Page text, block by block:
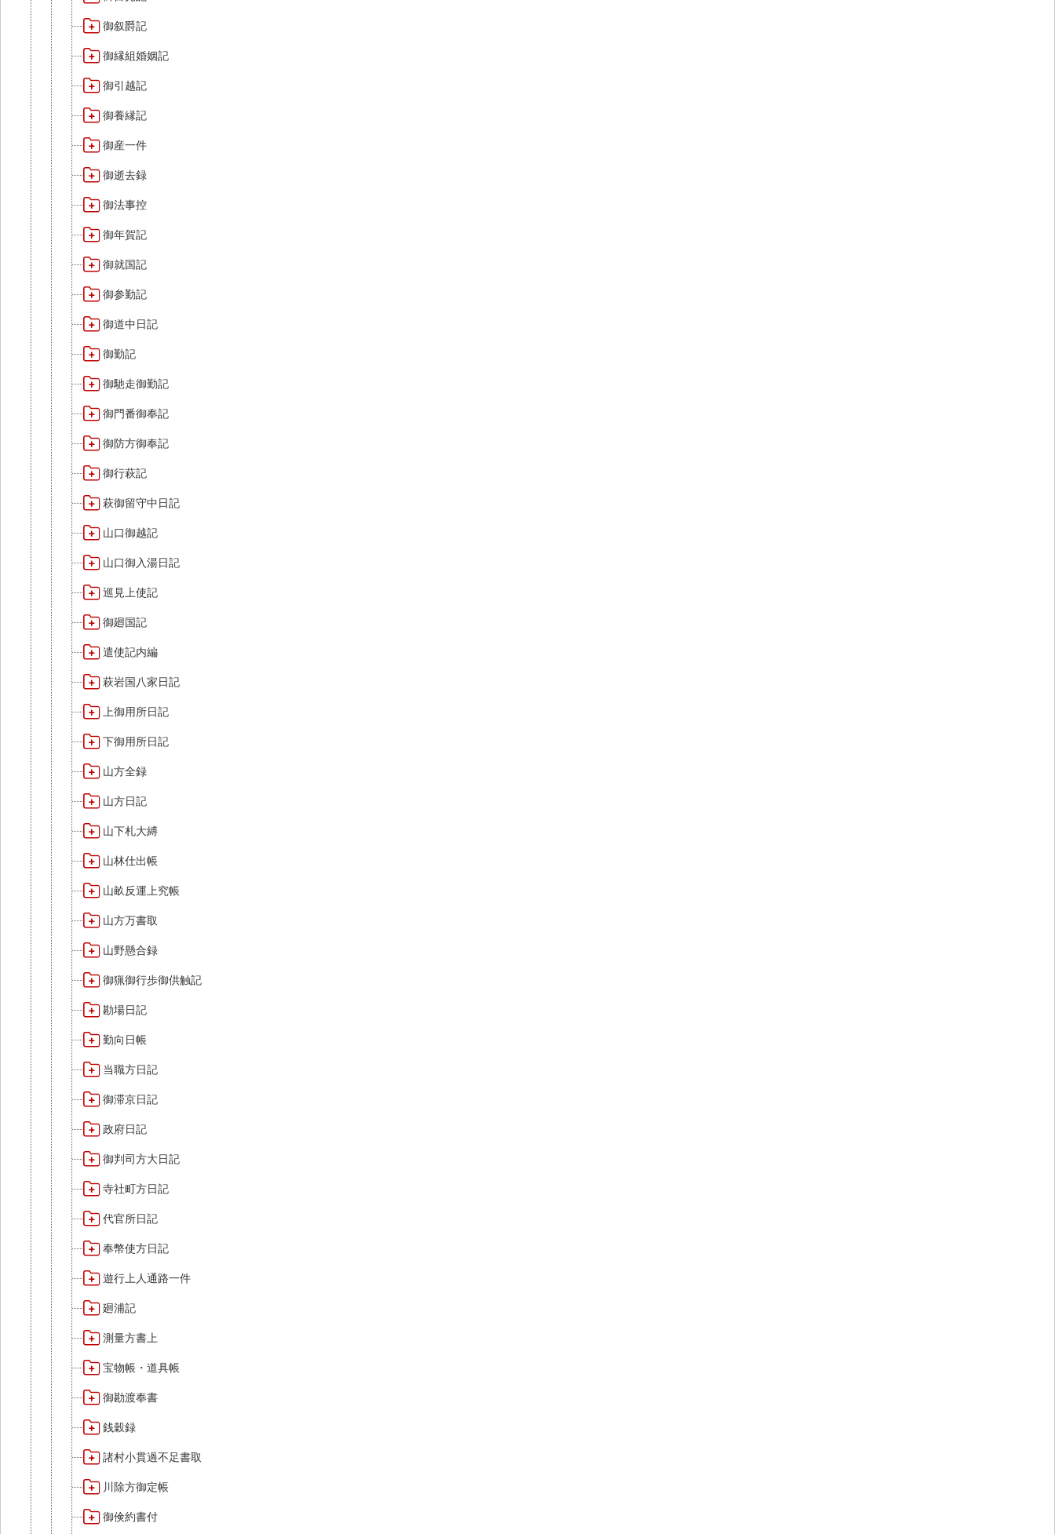
御叙爵記
御縁組婚姻記
御引越記
御養縁記
御産一件
御逝去録
御法事控
御年賀記
御就国記
御参勤記
御道中日記
御勤記
御馳走御勤記
御門番御奉記
御防方御奉記
御行萩記
萩御留守中日記
山口御越記
山口御入湯日記
巡見上使記
御廻国記
遣使記内編
萩岩国八家日記
上御用所日記
下御用所日記
山方全録
山方日記
山下札大縛
山林仕出帳
山畝反運上究帳
山方万書取
山野懸合録
御猟御行歩御供触記
勘場日記
勤向日帳
当職方日記
御滞京日記
政府日記
御判司方大日記
寺社町方日記
代官所日記
奉幣使方日記
遊行上人通路一件
廻浦記
測量方書上
宝物帳・道具帳
御勘渡奉書
銭穀録
諸村小貫過不足書取
川除方御定帳
御倹約書付